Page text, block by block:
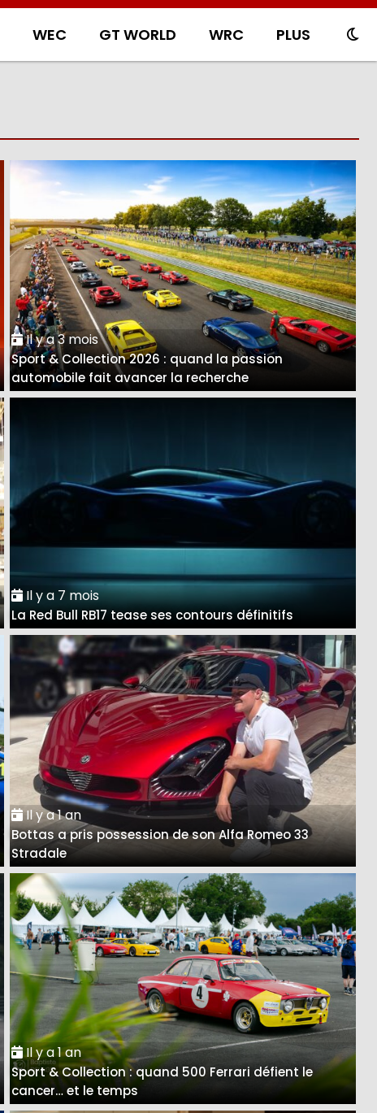
WEC GT WORLD WRC PLUS
Il y a 3 mois
Sport & Collection 2026 : quand la passion
automobile fait avancer la recherche
Il y a 7 mois
La Red Bull RB17 tease ses contours définitifs
Il y a 1 an
Bottas a pris possession de son Alfa Romeo 33
Stradale
Il y a 1 an
Sport & Collection : quand 500 Ferrari défient le
cancer… et le temps